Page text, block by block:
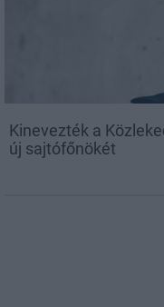
Kinevezték a
új sajtófőnökét